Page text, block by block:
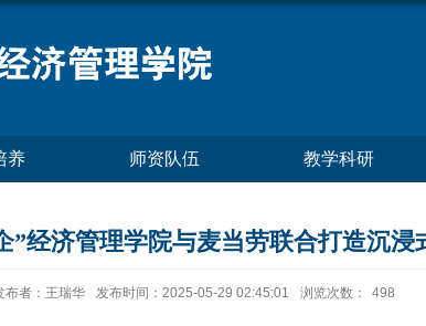
养 师资队伍 教学科研
”经济管理学院与麦当劳联合打造沉浸
布者：王瑞华 发布时间：2025-05-29 02:45:01 浏览次数： 498